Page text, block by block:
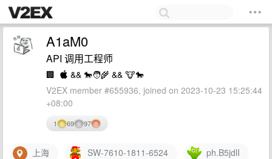
A1aM0
API 调用工程师
🏢  && 🐎🧑‍🌾 && 🐮🐎
V2EX member #655936, joined on 2023-10-23 15:25:44
+08:00
1 69 97
上海 SW-7610-1811-6524 ph.B5jdlI